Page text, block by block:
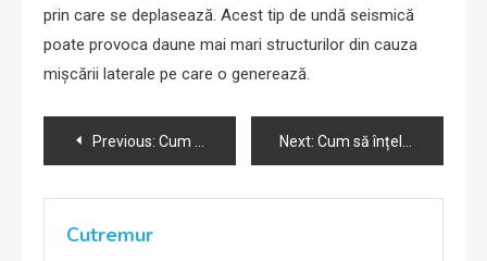
prin care se deplasează. Acest tip de undă seismică
poate provoca daune mai mari structurilor din cauza
mișcării laterale pe care o generează.
Navigare
în
articole
Previous: Cum să înțelegem și să îmbunătățim ROI-ul în publicitate Next: Cum să înțelegem și să ne promovăm online cu succes
Cutremur